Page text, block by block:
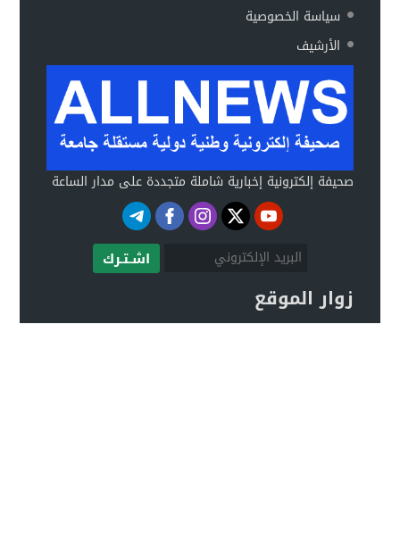
سياسة الخصوصية
الأرشيف
صحيفة إلكترونية إخبارية شاملة متجددة على مدار الساعة
اشـتـرك
زوار الموقع